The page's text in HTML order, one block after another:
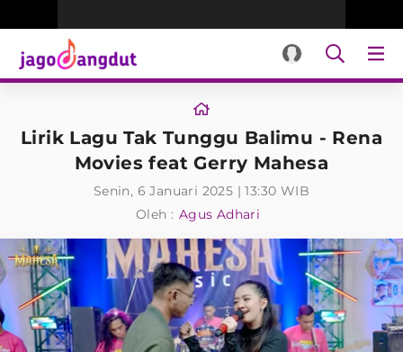
Lirik Lagu Tak Tunggu Balimu - Rena
Movies feat Gerry Mahesa
Senin, 6 Januari 2025 | 13:30 WIB
Oleh : Agus Adhari